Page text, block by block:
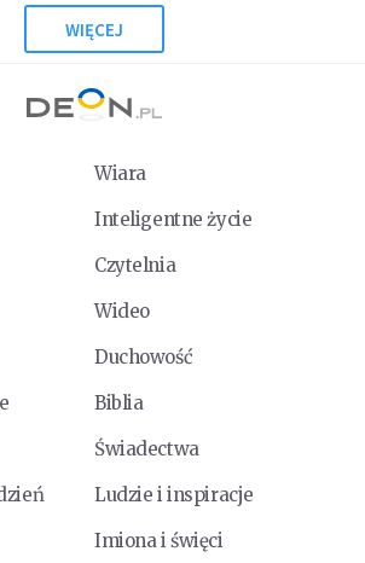
WIĘCEJ
Wiara
Inteligentne życie
Czytelnia
Wideo
Duchowość
Biblia
Świadectwa
Ludzie i inspiracje
Imiona i święci